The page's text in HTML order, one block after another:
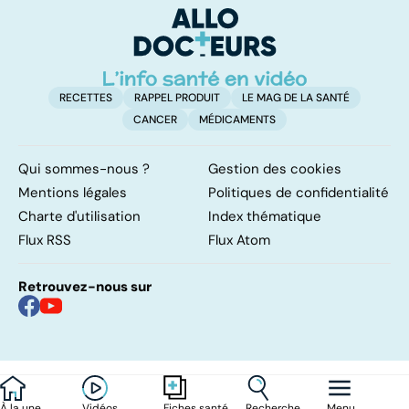
RECETTES RAPPEL PRODUIT
LE MAG DE LA SANTÉ
CANCER
MÉDICAMENTS
Qui sommes-nous ?
Gestion des cookies
Mentions légales
Politiques de confidentialité
Charte d'utilisation
Index thématique
Flux RSS
Flux Atom
Retrouvez-nous sur